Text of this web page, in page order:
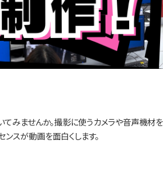
てみませんか。撮影に使うカメラや音声機材
スが動画を面白くします。